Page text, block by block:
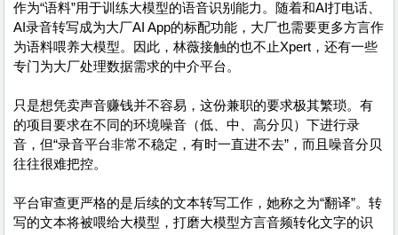
作为“语料”用于训练大模型的语音识别能力。随着和AI打电话、
AI录音转写成为大厂AI App的标配功能，大厂也需要更多方言作
为语料喂养大模型。因此，林薇接触的也不止Xpert，还有一些
专门为大厂处理数据需求的中介平台。
只是想凭卖声音赚钱并不容易，这份兼职的要求极其繁琐。有
的项目要求在不同的环境噪音（低、中、高分贝）下进行录
音，但“录音平台非常不稳定，有时一直进不去”，而且噪音分贝
往往很难把控。
平台审查更严格的是后续的文本转写工作，她称之为“翻译”。转
写的文本将被喂给大模型，打磨大模型方言音频转化文字的识